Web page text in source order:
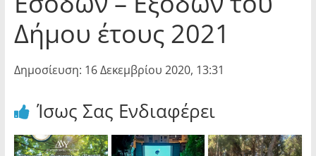
Δήμου έτους 2021
Δημοσίευση: 16 Δεκεμβρίου 2020, 13:31
Ίσως Σας Ενδιαφέρει